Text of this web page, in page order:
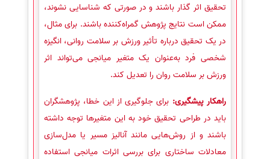
تحقیق اثر گذار باشند و در صورتی که شناسایی نشوند،
ممکن است نتایج پژوهش گمراه‌کننده باشند. برای مثال،
در یک تحقیق درباره تأثیر ورزش بر سلامت روانی، انگیزه
شخصی فرد به‌عنوان یک متغیر میانجی می‌تواند اثر
ورزش بر سلامت روان را تعدیل کند.
راهکار پیشگیری: برای جلوگیری از این خطا، پژوهشگران
باید در طراحی تحقیق خود به این متغیرها توجه داشته
باشند و از روش‌هایی مانند آنالیز مسیر یا مدل‌سازی
معادلات ساختاری برای بررسی اثرات میانجی استفاده